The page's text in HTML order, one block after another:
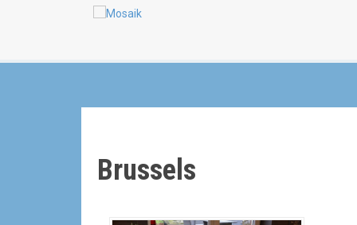
Brussels